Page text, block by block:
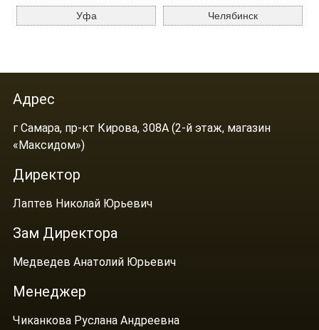
Уфа Челябинск
Адрес
г Самара, пр-кт Кирова, 308А (2-й этаж, магазин
«Максидом»)
Директор
Лаптев Николай Юрьевич
Зам Директора
Медведев Анатолий Юрьевич
Менеджер
Чиканкова Руслана Андреевна